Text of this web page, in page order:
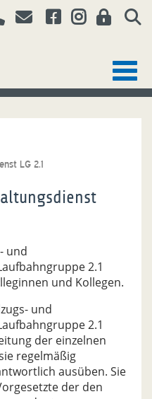
LG 2.1
und
2.1
und Kollegen.
und
2.1
der einzelnen
regelmäßig
ausüben. Sie
der den